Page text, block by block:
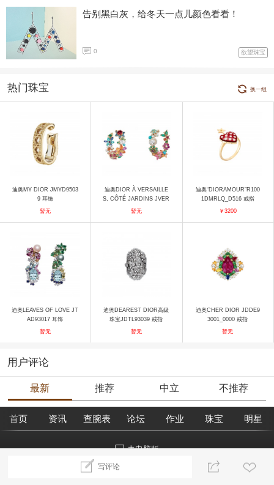
告别黑白灰，给冬天一点儿颜色看看！
0 欲望珠宝
热门珠宝 换一组
迪奥MY DIOR JMYD9503
9 耳饰
暂无
迪奥DIOR À VERSAILLE
S, CÔTÉ JARDINS JVER
93085_0000 耳饰
暂无
迪奥“DIORAMOUR”R100
1DMRLQ_D516 戒指
￥3200
迪奥LEAVES OF LOVE JT
AD93017 耳饰
暂无
迪奥DEAREST DIOR高级
珠宝JDTL93039 戒指
暂无
迪奥CHER DIOR JDDE9
3001_0000 戒指
暂无
用户评论
最新 推荐 中立 不推荐
写评论
首页 资讯 查腕表 论坛 作业 珠宝 明星
去电脑版
©2018腕表之家 m.xbiao.com